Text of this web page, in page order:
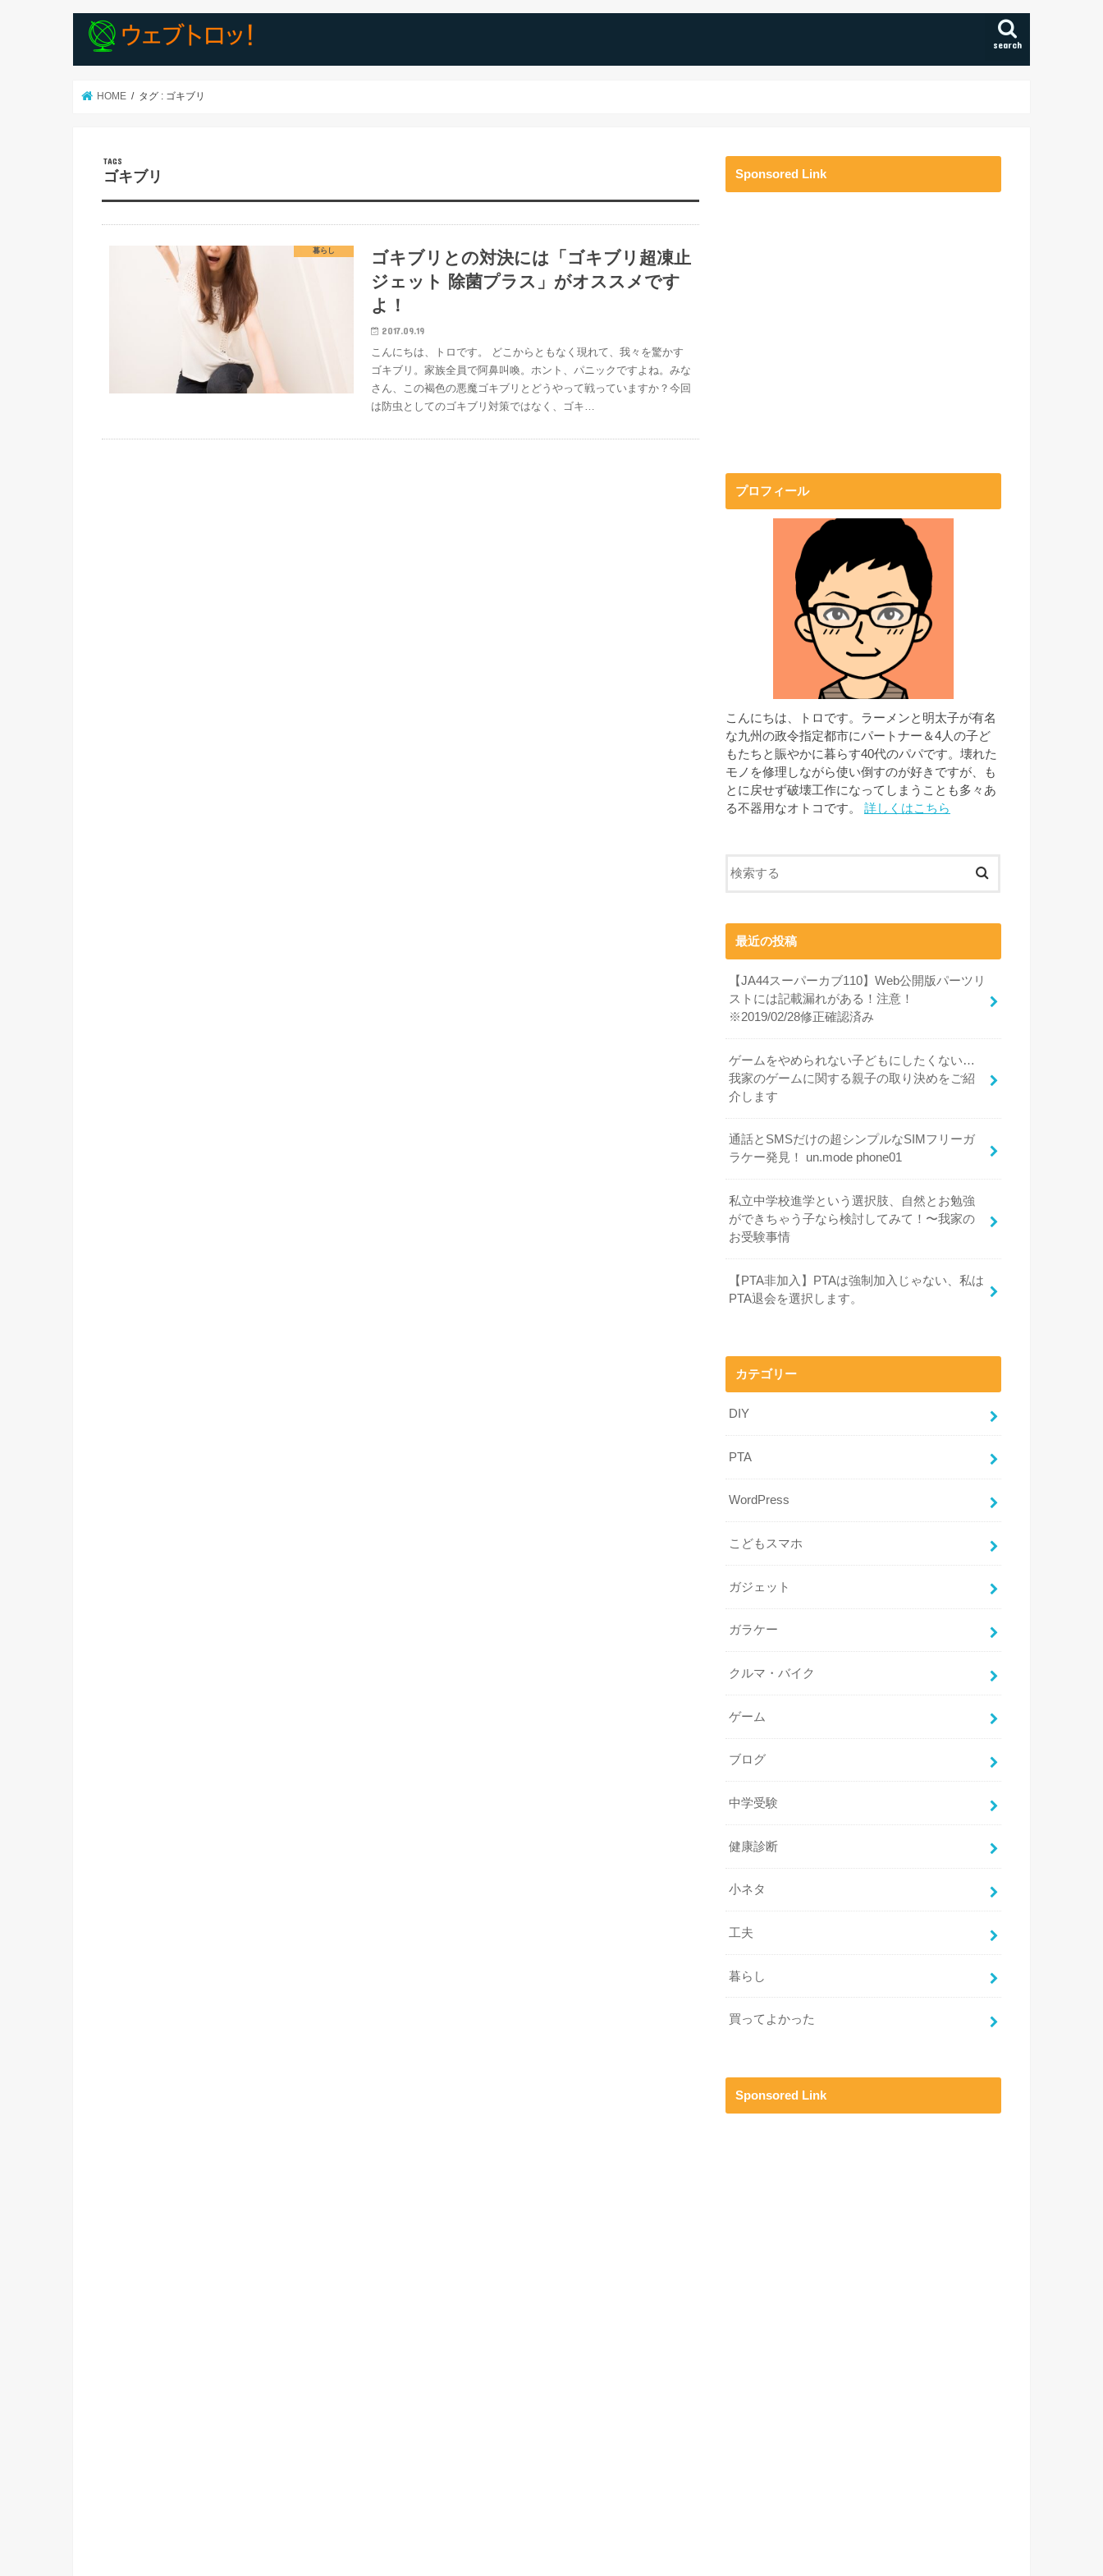
search
HOME タグ : ゴキブリ
ゴキブリ
暮らし
ゴキブリとの対決には「ゴキブリ超凍止
ジェット 除菌プラス」がオススメです
よ！
2017.09.19
こんにちは、トロです。 どこからともなく現れて、我々を驚かす
ゴキブリ。家族全員で阿鼻叫喚。ホント、パニックですよね。みな
さん、この褐色の悪魔ゴキブリとどうやって戦っていますか？今回
は防虫としてのゴキブリ対策ではなく、ゴキ…
Sponsored Link
プロフィール
こんにちは、トロです。ラーメンと明太子が有名
な九州の政令指定都市にパートナー＆4人の子ど
もたちと賑やかに暮らす40代のパパです。壊れた
モノを修理しながら使い倒すのが好きですが、も
とに戻せず破壊工作になってしまうことも多々あ
る不器用なオトコです。 詳しくはこちら
最近の投稿
【JA44スーパーカブ110】Web公開版パーツリ
ストには記載漏れがある！注意！
※2019/02/28修正確認済み
ゲームをやめられない子どもにしたくない…
我家のゲームに関する親子の取り決めをご紹
介します
通話とSMSだけの超シンプルなSIMフリーガ
ラケー発見！ un.mode phone01
私立中学校進学という選択肢、自然とお勉強
ができちゃう子なら検討してみて！〜我家の
お受験事情
【PTA非加入】PTAは強制加入じゃない、私は
PTA退会を選択します。
カテゴリー
DIY
PTA
WordPress
こどもスマホ
ガジェット
ガラケー
クルマ・バイク
ゲーム
ブログ
中学受験
健康診断
小ネタ
工夫
暮らし
買ってよかった
Sponsored Link